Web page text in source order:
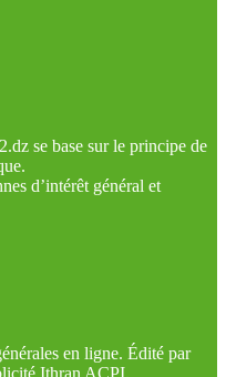
se base sur le principe de
d’intérêt général et
en ligne. Édité par
Ithran ACPI.